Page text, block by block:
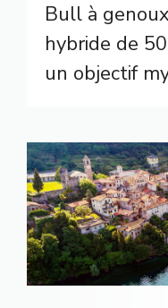
Bull à
hybride de
un objectif